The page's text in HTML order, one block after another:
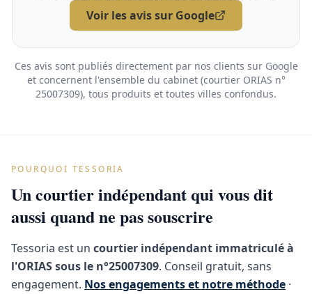
Voir les avis sur Google
Ces avis sont publiés directement par nos clients sur Google
et concernent l'ensemble du cabinet (courtier ORIAS n°
25007309), tous produits et toutes villes confondus.
POURQUOI TESSORIA
Un courtier indépendant qui vous dit
aussi quand ne pas souscrire
Tessoria est un courtier indépendant immatriculé à
l'ORIAS sous le n°25007309. Conseil gratuit, sans
engagement. Nos engagements et notre méthode ·